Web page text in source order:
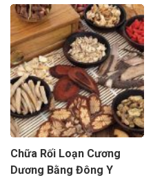
Chữa Rối Loạn Cương
Dương Bằng Đông Y